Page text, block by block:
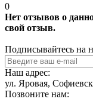
0
Нет отзывов о
свой отзыв.
Подписывайтесь на
Наш адрес:
ул. Яровая,
Позвоните нам: